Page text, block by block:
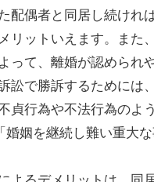
配偶者と同居し続け
リットいえます。また
って、離婚が認められ
訟で勝訴するためには
貞行為や不法行為のよ
婚姻を継続し難い重大